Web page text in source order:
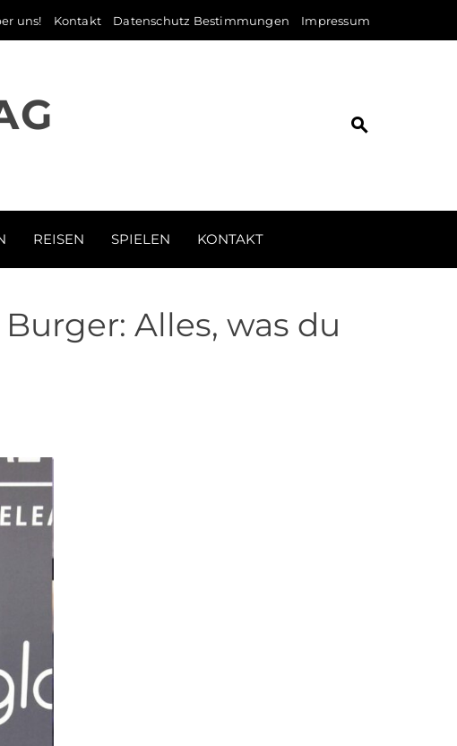
uns! Kontakt Datenschutz Bestimmungen Impressum
REISEN SPIELEN KONTAKT
Alles, was du